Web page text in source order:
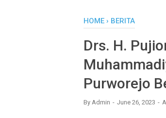
HOME › BERITA
Drs. H.
Purworejo
By Admin June 26, 2023